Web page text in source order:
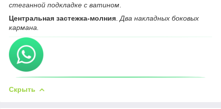
стеганной подкладке с ватином
Центральная застежка-молния Два накладных боковых
кармана.
Скрыть